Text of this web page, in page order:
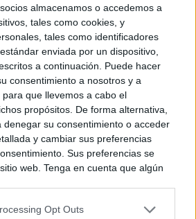
almacenamos o accedemos a
tales como cookies, y
tales como identificadores
enviada por un dispositivo,
a continuación. Puede hacer
consentimiento a nosotros y a
que llevemos a cabo el
propósitos. De forma alternativa,
denegar su consentimiento o acceder
y cambiar sus preferencias
Sus preferencias se
web. Tenga en cuenta que algún
Puede cambiar sus preferencias
Opt Outs
días y afecta cómo te sientes